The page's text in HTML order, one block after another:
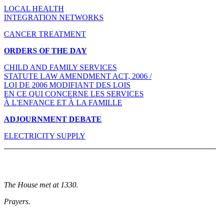
LOCAL HEALTH
INTEGRATION NETWORKS
CANCER TREATMENT
ORDERS OF THE DAY
CHILD AND FAMILY SERVICES
STATUTE LAW AMENDMENT ACT, 2006 /
LOI DE 2006 MODIFIANT DES LOIS
EN CE QUI CONCERNE LES SERVICES
À L'ENFANCE ET À LA FAMILLE
ADJOURNMENT DEBATE
ELECTRICITY SUPPLY
The House met at 1330.
Prayers.